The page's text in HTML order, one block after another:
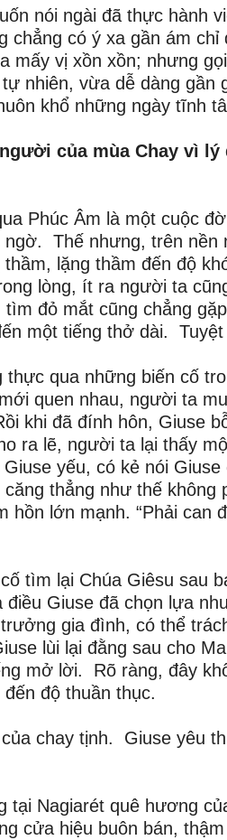
nói ngài đã thực hành
chẳng có ý xa gần ám
mấy vị xồn xồn; nhưng
nhiên, vừa dễ dàng
khổ những ngày tĩnh
của mùa Chay vì
Phúc Âm là một cuộc
ngờ. Thế nhưng, trên
thầm, lặng thầm đến độ
lòng, ít ra người ta
đỏ mắt cũng chẳng
một tiếng thở dài. Tuyệt
qua những biến cố
quen nhau, người ta
khi đã đính hôn, Giuse
ra lẽ, người ta lại thấy
yếu, có kẻ nói
căng thẳng như thế
hồn lớn mạnh. “Phải can
tìm lại Chúa Giêsu sau
điều Giuse đã chọn lựa
gia đình, có thể
lùi lại đằng sau cho
mở lời. Rõ ràng, đây
độ thuần thục.
chay tịnh. Giuse yêu
tại Nagiarét quê hương
cửa hiệu buôn bán,